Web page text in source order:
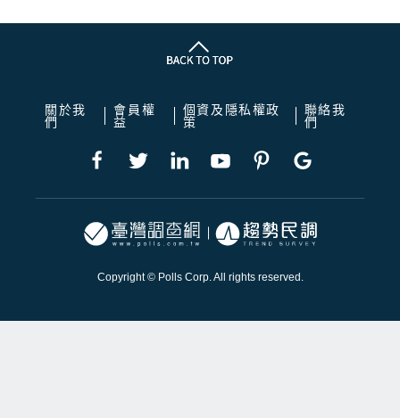
關於我
們
會員權
益
個資及隱私權政
策
聯絡我
們
Copyright © Polls Corp. All rights reserved.